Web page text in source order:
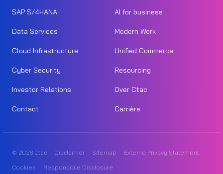
SAP S/4HANA AI for business
Data Services Modern Work
Cloud Infrastructure Unified Commerce
Cyber Security Resourcing
Investor Relations Over Ctac
Contact Carrière
© 2026 Ctac Disclaimer Sitemap
Externe Privacy Statement
Cookies
Responsible Disclosure